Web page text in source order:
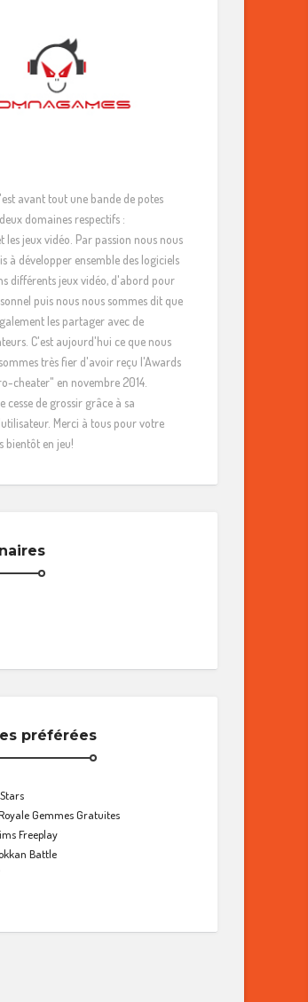
avant tout une bande de potes
domaines respectifs :
jeux vidéo. Par passion nous nous
à développer ensemble des logiciels
différents jeux vidéo, d'abord pour
puis nous nous sommes dit que
les partager avec de
C'est aujourd'hui ce que nous
très fier d'avoir reçu l'Awards
cheater" en novembre 2014.
cesse de grossir grâce à sa
Merci à tous pour votre
bientôt en jeu!
préférées
Gemmes Gratuites
Freeplay
Battle